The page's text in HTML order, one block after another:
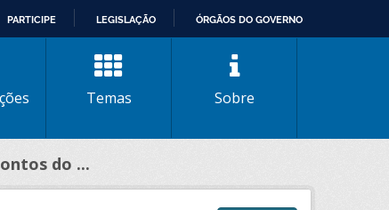
PARTICIPE LEGISLAÇÃO ÓRGÃOS DO GOVERNO
Temas Sobre
do ...